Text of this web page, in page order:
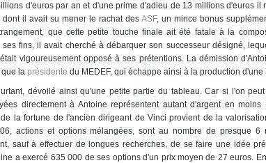
d'euros par an et d'une prime d'adieu de 13 millions d'euros il
dont il avait su mener le rachat desASF, un mince bonus
que cette petite touche finale ait été fatale à la
fins, il avait cherché à débarquer son successeur désigné,
vigoureusement opposé à ses prétentions. La démission
que laprésidente du MEDEF, qui échappe ainsi à la production d'une
dévoilé ainsi qu'une petite partie du tableau. Car si l'on
directement à Antoine représentent autant d'argent en
la fortune de l'ancien dirigeant de Vinci provient de la
actions et options mélangées, sont au nombre de presque
sauf à effectuer de longues recherches, de se faire une idée
a exercé 635 000 de ses options d'un prix moyen de 27 euros.